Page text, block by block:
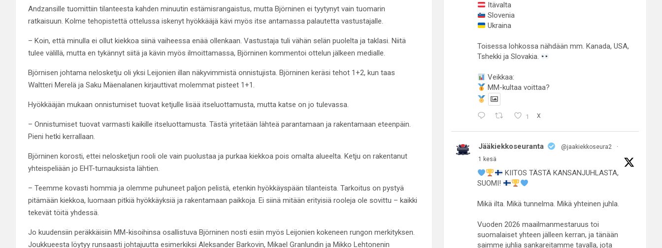
Andzansille tuomittiin tilanteesta kahden minuutin estämisrangaistus, mutta Björninen ei tyytynyt vain tuomarin
ratkaisuun. Kolme tehopistettä ottelussa iskenyt hyökkääjä kävi myös itse antamassa palautetta vastustajalle.
– Koin, että minulla ei ollut kiekkoa siinä vaiheessa enää ollenkaan. Vastustaja tuli vähän selän puolelta ja taklasi. Niitä
tulee välillä, mutta en tykännyt siitä ja kävin myös ilmoittamassa, Björninen kommentoi ottelun jälkeen medialle.
Björnisen johtama nelosketju oli yksi Leijonien illan näkyvimmistä onnistujista. Björninen keräsi tehot 1+2, kun taas
Waltteri Merelä ja Saku Mäenalanen kirjauttivat molemmat pisteet 1+1.
Hyökkääjän mukaan onnistumiset tuovat ketjulle lisää itseluottamusta, mutta katse on jo tulevassa.
– Onnistumiset tuovat varmasti kaikille itseluottamusta. Tästä yritetään lähteä parantamaan ja rakentamaan eteenpäin.
Pieni hetki kerrallaan.
Björninen korosti, ettei nelosketjun rooli ole vain puolustaa ja purkaa kiekkoa pois omalta alueelta. Ketju on rakentanut
yhteispeliään jo EHT-turnauksista lähtien.
– Teemme kovasti hommia ja olemme puhuneet paljon pelistä, etenkin hyökkäyspään tilanteista. Tarkoitus on pystyä
pitämään kiekkoa, luomaan pitkiä hyökkäyksiä ja rakentamaan paikkoja. Ei siinä mitään erityisiä rooleja ole sovittu – kaikki
tekevät töitä yhdessä.
Jo kuudensiin peräkkäisiin MM-kisoihinsa osallistuva Björninen nosti esiin myös Leijonien kokeneen rungon merkityksen.
Joukkueesta löytyy runsaasti johtajuutta esimerkiksi Aleksander Barkovin, Mikael Granlundin ja Mikko Lehtonenin
Itävalta
Slovenia
Ukraina
Toisessa lohkossa nähdään mm. Kanada, USA,
Tshekki ja Slovakia.
Veikkaa:
MM-kultaa voittaa?
1 X
Jääkiekkoseuranta @jaakiekkoseura2
·
1 kesä
KIITOS TÄSTÄ KANSANJUHLASTA,
SUOMI!
Mikä ilta. Mikä tunnelma. Mikä yhteinen juhla.
Vuoden 2026 maailmanmestaruus toi
suomalaiset yhteen jälleen kerran, ja tänään
saimme juhlia sankareitamme tavalla, jota